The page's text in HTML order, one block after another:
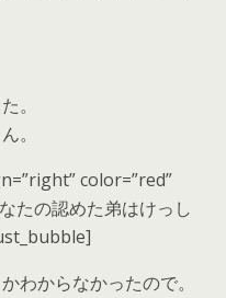
。
。
color=”red”
たの認めた弟はけっし
わからなかったので。